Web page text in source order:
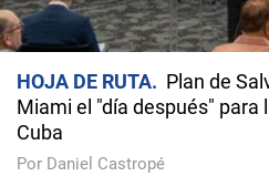
HOJA DE RUTA
Plan de
Miami el "día después" para
Cuba
Por Daniel Castropé